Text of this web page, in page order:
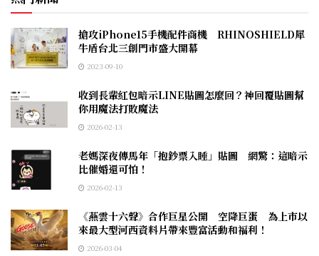
搶攻iPhone15手機配件商機 RHINOSHIELD犀
牛盾台北三創門市盛大開幕
2023-09-10
收到長輩紅包暗示LINE貼圖怎麼回？神回覆貼圖幫
你用魔法打敗魔法
2026-02-13
老媽深夜傳馬年「抱鈔票入睡」貼圖 網驚：這暗示
比催婚還可怕！
2026-02-13
《燕雲十六聲》合作巨星公開 空降巨蛋 為上市以
來最大型河西資料片帶來豐富活動和福利！
2026-03-04